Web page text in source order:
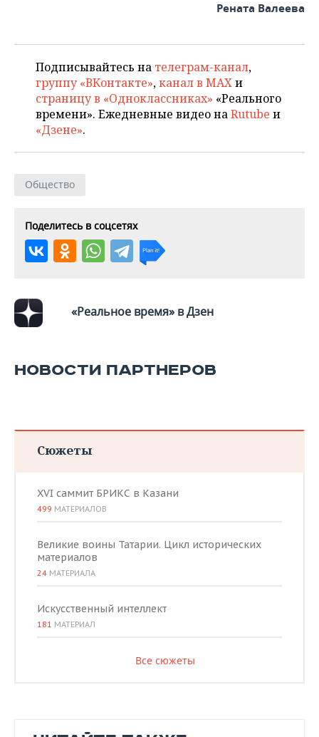
Рената Валеева
Подписывайтесь на телеграм-канал,
группу «ВКонтакте»,канал в MAXи
страницу в «Одноклассниках» «Реального
времени». Ежедневные видео наRutube и
«Дзене».
Общество
Поделитесь в соцсетях
«Реальное время» в Дзен
НОВОСТИ ПАРТНЕРОВ
Сюжеты
XVI саммит БРИКС в Казани
499 МАТЕРИАЛОВ
Великие воины Татарии. Цикл исторических
материалов
24 МАТЕРИАЛА
Искусственный интеллект
181 МАТЕРИАЛ
Все сюжеты